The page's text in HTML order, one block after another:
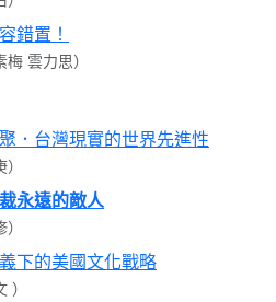
錯置！
梅 雲力思）
．台灣現實的世界先進性
永遠的敵人
下的美國文化戰略
）